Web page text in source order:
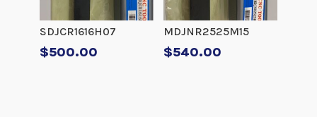
SDJCR1616H07
$500.00
MDJNR2525M15
$540.00